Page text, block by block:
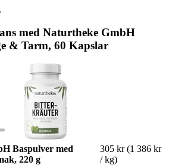
med Naturtheke GmbH
& Tarm, 60 Kapslar
Baspulver med
220 g
305 kr (1 386 kr
/ kg)